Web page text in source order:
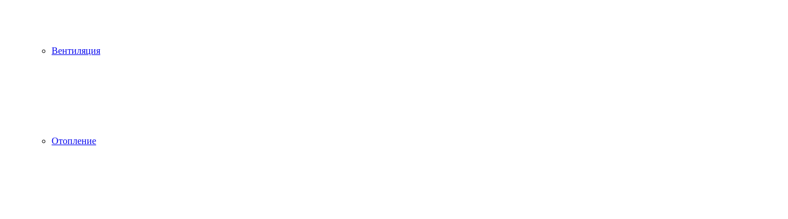
Вентиляция
Отопление